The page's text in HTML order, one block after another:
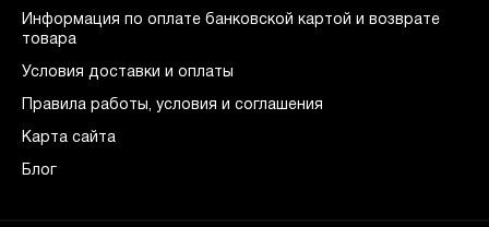
Информация по оплате банковской картой и возврате
товара
Условия доставки и оплаты
Правила работы, условия и соглашения
Карта сайта
Блог